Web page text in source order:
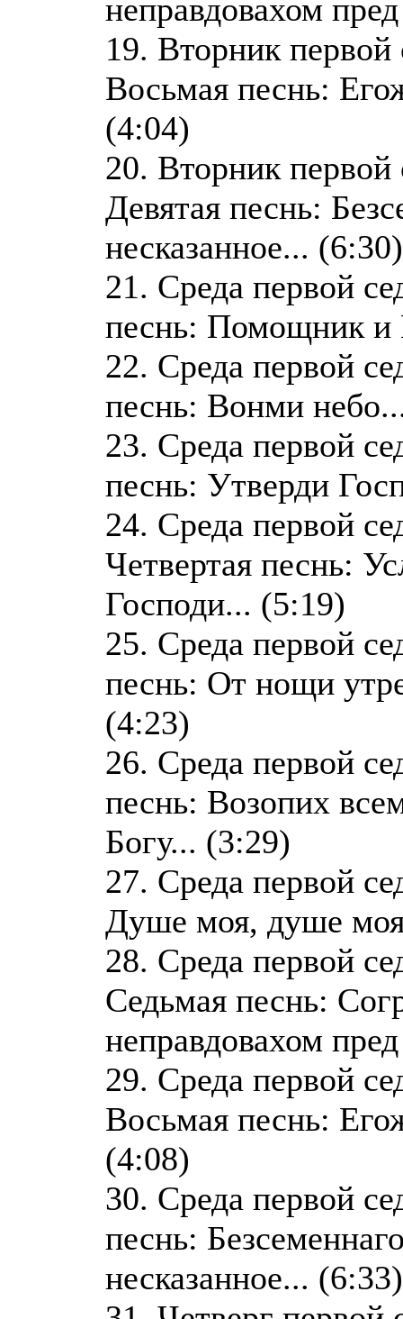
неправдовахом
19. Вторник
Восьмая песнь:
(4:04)
20. Вторник
Девятая песнь:
несказанное... (6:30)
21. Среда первой
песнь: Помощник и
22. Среда первой
песнь: Вонми
23. Среда первой
песнь: Утверди
24. Среда первой
Четвертая песнь:
Господи... (5:19)
25. Среда первой
песнь: От нощи
(4:23)
26. Среда первой
песнь: Возопих
Богу... (3:29)
27. Среда первой
Душе моя, душе
28. Среда первой
Седьмая песнь:
неправдовахом
29. Среда первой
Восьмая песнь:
(4:08)
30. Среда первой
песнь:
несказанное... (6:33)